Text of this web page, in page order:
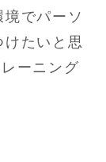
でパーソ
たいと思
ーニング